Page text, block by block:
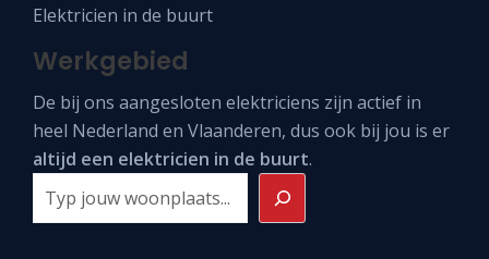
Elektricien in de buurt
Werkgebied
De bij ons aangesloten elektriciens zijn actief in
heel Nederland en Vlaanderen, dus ook bij jou is er
altijd een elektricien in de buurt.
Zoeken